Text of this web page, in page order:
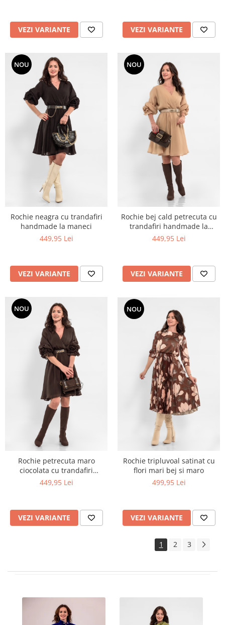
VEZI VARIANTE VEZI VARIANTE
NOU
Rochie neagra cu trandafiri
handmade la maneci
449,95 Lei
VEZI VARIANTE
NOU
Rochie bej cald petrecuta cu
trandafiri handmade la
maneci
449,95 Lei
VEZI VARIANTE
NOU
Rochie petrecuta maro
ciocolata cu trandafiri
handmade la maneci
449,95 Lei
VEZI VARIANTE
NOU
Rochie tripluvoal satinat cu
flori mari bej si maro
499,95 Lei
VEZI VARIANTE
1 2 3